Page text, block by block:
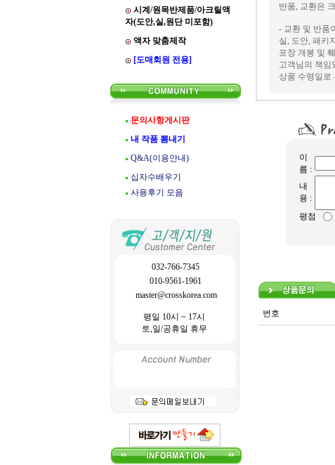
시계/원목반제품/아크릴액
자(도안,실,원단 미포함)
액자 맞춤제작
[도매회원 전용]
문의사항게시판
내 작품 뽐내기
Q&A(이용안내)
십자수배우기
사용후기 모음
032-766-7345
010-9561-1961
master@crosskorea.com
평일 10시 ~ 17시
토,일/공휴일 휴무
반품, 교환은
- 교환 및 반품
실, 도안, 패키
포장 개봉 및
고객님의 책임
상품 수령일로
이
름 :
내
용 :
평점
번호